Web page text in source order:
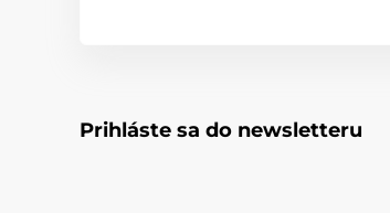
Prihláste sa do newsletteru